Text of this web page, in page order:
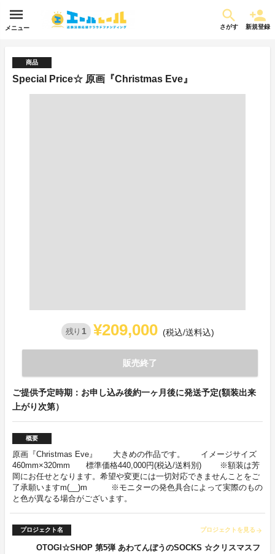
メニュー さがす 新規登録
商品
Special Price☆ 原画『Christmas Eve』
残り 1 ¥209,000 (税込/送料込)
販売終了
ご提供予定時期：お申し込み後約一ヶ月後に発送予定(額装出来
上がり次第）
概要
原画『Christmas Eve』 大きめの作品です。 イメージサイズ
460mm×320mm 標準価格440,000円(税込/送料別) ※額装は芳
岡にお任せとなります。希望や変更には一切対応できませんことをご
了承願いますm(__)m ※モニターの発色具合によって実際のもの
と色が異なる場合がございます。
プロジェクト名 プロジェクトを見る arrow_forward
OTOGI☆SHOP 第5弾 あわてんぼうのSOCKS ☆クリスマスフ